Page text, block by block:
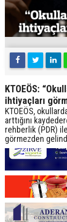
KTOEÖS:
ihtiyaçları
KTOEÖS,
arttığını
rehberlik (PDR)
görmezden